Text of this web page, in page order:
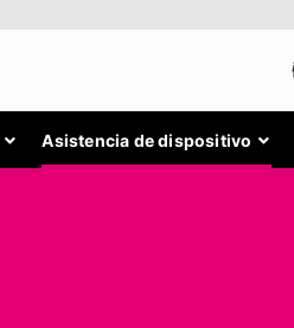
Asistencia de dispositivo